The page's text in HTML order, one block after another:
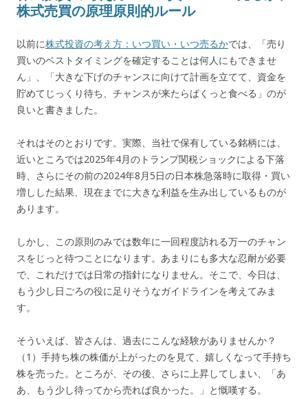
株式売買の原理原則的ルール
以前に株式投資の考え方：いつ買い・いつ売るかでは、「売り
買いのベストタイミングを確定することは何人にもできませ
ん」、「大きな下げのチャンスに向けて計画を立てて、資金を
貯めてじっくり待ち、チャンスが来たらぱくっと食べる」のが
良いと書きました。
それはそのとおりです。実際、当社で保有している銘柄には、
近いところでは2025年4月のトランプ関税ショックによる下落
時、さらにその前の2024年8月5日の日本株急落時に取得・買い
増しした結果、現在までに大きな利益を生み出しているものが
あります。
しかし、この原則のみでは数年に一回程度訪れる万一のチャン
スをじっと待つことになります。あまりにも多大な忍耐が必要
で、これだけでは日常の指針になりません。そこで、今日は、
もう少し日ごろの役に足りそうなガイドラインを考えてみま
す。
そういえば、皆さんは、過去にこんな経験がありませんか？
（1）手持ち株の株価が上がったのを見て、嬉しくなって手持ち
株を売った。ところが、その後、さらに上昇してしまい、「あ
あ、もう少し待ってから売れば良かった。」と慨嘆する。